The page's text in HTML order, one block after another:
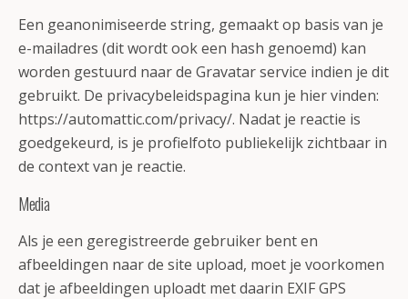
Een geanonimiseerde string, gemaakt op basis van je
e-mailadres (dit wordt ook een hash genoemd) kan
worden gestuurd naar de Gravatar service indien je dit
gebruikt. De privacybeleidspagina kun je hier vinden:
https://automattic.com/privacy/. Nadat je reactie is
goedgekeurd, is je profielfoto publiekelijk zichtbaar in
de context van je reactie.
Media
Als je een geregistreerde gebruiker bent en
afbeeldingen naar de site upload, moet je voorkomen
dat je afbeeldingen uploadt met daarin EXIF GPS